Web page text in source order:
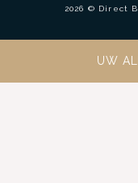
2026 © Direct
UW